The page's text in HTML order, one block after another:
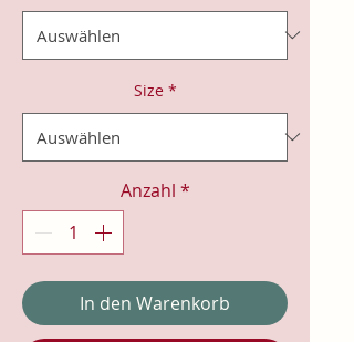
Size *
Anzahl *
In den Warenkorb